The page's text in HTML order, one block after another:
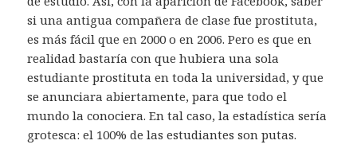
si una antigua compañera de clase fue prostituta,
es más fácil que en 2000 o en 2006. Pero es que en
realidad bastaría con que hubiera una sola
estudiante prostituta en toda la universidad, y que
se anunciara abiertamente, para que todo el
mundo la conociera. En tal caso, la estadística sería
grotesca: el 100% de las estudiantes son putas.